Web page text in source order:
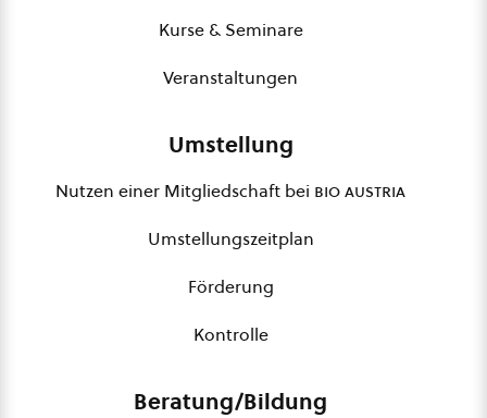
Kurse & Seminare
Veranstaltungen
Umstellung
Nutzen einer Mitgliedschaft bei bio austria
Umstellungszeitplan
Förderung
Kontrolle
Beratung/Bildung